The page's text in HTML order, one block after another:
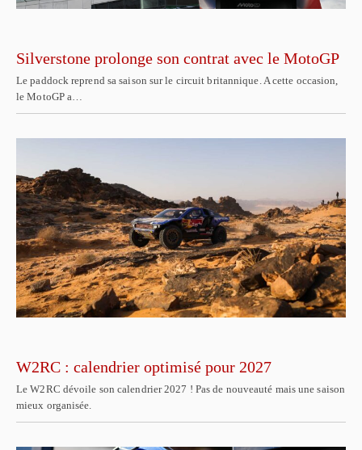
Silverstone prolonge son contrat avec le MotoGP
Le paddock reprend sa saison sur le circuit britannique. A cette occasion,
le MotoGP a…
W2RC : calendrier optimisé pour 2027
Le W2RC dévoile son calendrier 2027 ! Pas de nouveauté mais une saison
mieux organisée.